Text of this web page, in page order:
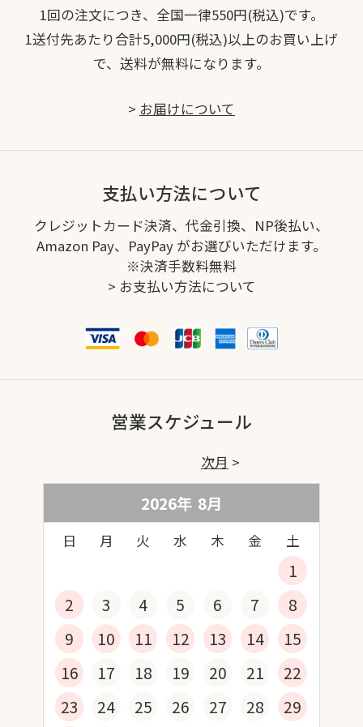
1回の注文につき、全国一律550円(税込)です。
1送付先あたり合計5,000円(税込)以上のお買い上げ
で、送料が無料になります。
> お届けについて
支払い方法について
クレジットカード決済、代金引換、NP後払い、
Amazon Pay、PayPay がお選びいただけます。
※決済手数料無料
> お支払い方法について
営業スケジュール
2026年 8月
日 月 火 水 木 金 土
1
2
3 4 5 6 7
8
9
10 11 12 13 14
15
16
17 18 19 20 21
22
23
24 25 26 27 28
29
次月